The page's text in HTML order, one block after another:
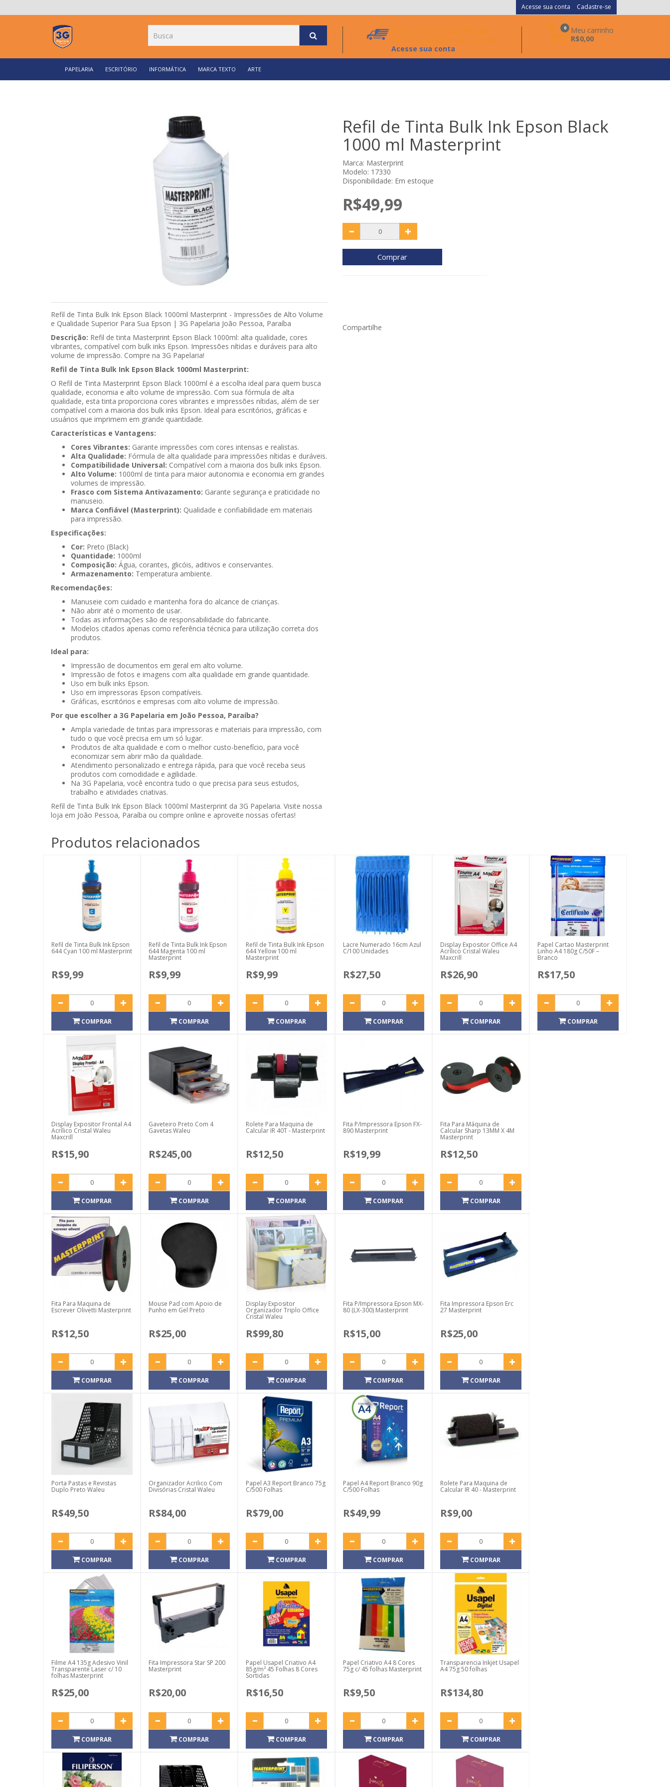
Acesse sua conta Cadastre-se
Frete grátis para João Pessoa
nas compras acima de R$ 60,00
Acesse sua conta
0
Meu carrinho
R$0,00
PAPELARIA ESCRITÓRIO INFORMÁTICA MARCA TEXTO ARTE
Refil de Tinta Bulk Ink Epson Black 1000ml Masterprint - Impressões de Alto Volume
e Qualidade Superior Para Sua Epson | 3G Papelaria João Pessoa, Paraíba
Descrição: Refil de tinta Masterprint Epson Black 1000ml: alta qualidade, cores
vibrantes, compatível com bulk inks Epson. Impressões nítidas e duráveis para alto
volume de impressão. Compre na 3G Papelaria!
Refil de Tinta Bulk Ink Epson Black 1000ml Masterprint:
O Refil de Tinta Masterprint Epson Black 1000ml é a escolha ideal para quem busca
qualidade, economia e alto volume de impressão. Com sua fórmula de alta
qualidade, esta tinta proporciona cores vibrantes e impressões nítidas, além de ser
compatível com a maioria dos bulk inks Epson. Ideal para escritórios, gráficas e
usuários que imprimem em grande quantidade.
Características e Vantagens:
Cores Vibrantes: Garante impressões com cores intensas e realistas.
Alta Qualidade: Fórmula de alta qualidade para impressões nítidas e duráveis.
Compatibilidade Universal: Compatível com a maioria dos bulk inks Epson.
Alto Volume: 1000ml de tinta para maior autonomia e economia em grandes
volumes de impressão.
Frasco com Sistema Antivazamento: Garante segurança e praticidade no
manuseio.
Marca Confiável (Masterprint): Qualidade e confiabilidade em materiais
para impressão.
Especificações:
Cor: Preto (Black)
Quantidade: 1000ml
Composição: Água, corantes, glicóis, aditivos e conservantes.
Armazenamento: Temperatura ambiente.
Recomendações:
Manuseie com cuidado e mantenha fora do alcance de crianças.
Não abrir até o momento de usar.
Todas as informações são de responsabilidade do fabricante.
Modelos citados apenas como referência técnica para utilização correta dos
produtos.
Ideal para:
Impressão de documentos em geral em alto volume.
Impressão de fotos e imagens com alta qualidade em grande quantidade.
Uso em bulk inks Epson.
Uso em impressoras Epson compatíveis.
Gráficas, escritórios e empresas com alto volume de impressão.
Por que escolher a 3G Papelaria em João Pessoa, Paraíba?
Ampla variedade de tintas para impressoras e materiais para impressão, com
tudo o que você precisa em um só lugar.
Produtos de alta qualidade e com o melhor custo-benefício, para você
economizar sem abrir mão da qualidade.
Atendimento personalizado e entrega rápida, para que você receba seus
produtos com comodidade e agilidade.
Na 3G Papelaria, você encontra tudo o que precisa para seus estudos,
trabalho e atividades criativas.
Refil de Tinta Bulk Ink Epson Black 1000ml Masterprint da 3G Papelaria. Visite nossa
loja em João Pessoa, Paraíba ou compre online e aproveite nossas ofertas!
Refil de Tinta Bulk Ink Epson Black
1000 ml Masterprint
Marca: Masterprint
Modelo: 17330
Disponibilidade: Em estoque
R$49,99
Comprar
Compartilhe
Produtos relacionados
Refil de Tinta Bulk Ink Epson
644 Cyan 100 ml Masterprint
R$9,99
COMPRAR
Refil de Tinta Bulk Ink Epson
644 Magenta 100 ml
Masterprint
R$9,99
COMPRAR
Refil de Tinta Bulk Ink Epson
644 Yellow 100 ml
Masterprint
R$9,99
COMPRAR
Lacre Numerado 16cm Azul
C/100 Unidades
R$27,50
COMPRAR
Display Expositor Office A4
Acrílico Cristal Waleu
Maxcrill
R$26,90
COMPRAR
Papel Cartao Masterprint
Linho A4 180g C/50F –
Branco
R$17,50
COMPRAR
Display Expositor Frontal A4
Acrílico Cristal Waleu
Maxcrill
R$15,90
COMPRAR
Gaveteiro Preto Com 4
Gavetas Waleu
R$245,00
COMPRAR
Rolete Para Maquina de
Calcular IR 40T - Masterprint
R$12,50
COMPRAR
Fita P/Impressora Epson FX-
890 Masterprint
R$19,99
COMPRAR
Fita Para Máquina de
Calcular Sharp 13MM X 4M
Masterprint
R$12,50
COMPRAR
Fita Para Maquina de
Escrever Olivetti Masterprint
R$12,50
COMPRAR
Mouse Pad com Apoio de
Punho em Gel Preto
R$25,00
COMPRAR
Display Expositor
Organizador Triplo Office
Cristal Waleu
R$99,80
COMPRAR
Fita P/Impressora Epson MX-
80 (LX-300) Masterprint
R$15,00
COMPRAR
Fita Impressora Epson Erc
27 Masterprint
R$25,00
COMPRAR
Porta Pastas e Revistas
Duplo Preto Waleu
R$49,50
COMPRAR
Organizador Acrilico Com
Divisórias Cristal Waleu
R$84,00
COMPRAR
Papel A3 Report Branco 75g
C/500 Folhas
R$79,00
COMPRAR
Papel A4 Report Branco 90g
C/500 Folhas
R$49,99
COMPRAR
Rolete Para Maquina de
Calcular IR 40 - Masterprint
R$9,00
COMPRAR
Filme A4 135g Adesivo Vinil
Transparente Laser c/ 10
folhas Masterprint
R$25,00
COMPRAR
Fita Impressora Star SP 200
Masterprint
R$20,00
COMPRAR
Papel Usapel Criativo A4
85g/m² 45 Folhas 8 Cores
Sortidas
R$16,50
COMPRAR
Papel Criativo A4 8 Cores
75g c/ 45 folhas Masterprint
R$9,50
COMPRAR
Transparencia Inkjet Usapel
A4 75g 50 folhas
R$134,80
COMPRAR